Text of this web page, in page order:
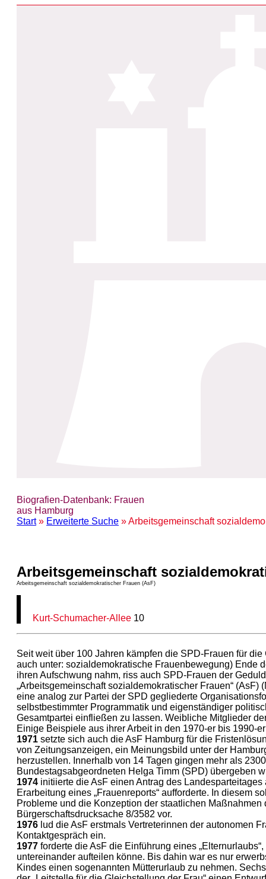
Biografien-Datenbank: Frauen
aus Hamburg
Start» Erweiterte Suche » Arbeitsgemeinschaft
Arbeitsgemeinschaft
Arbeitsgemeinschaft sozialdemokratischer Frauen (AsF)
Kurt-Schumacher-Allee 10
Seit weit über 100 Jahren kämpfen die SPD-Frauen für
auch unter: sozialdemokratische Frauenbewegung) Ende
ihren Aufschwung nahm, riss auch SPD-Frauen der
„Arbeitsgemeinschaft sozialdemokratischer Frauen“
eine analog zur Partei der SPD gegliederte
selbstbestimmter Programmatik und eigenständiger
Gesamtpartei einfließen zu lassen. Weibliche Mitglieder
Einige Beispiele aus ihrer Arbeit in den 1970-er bis 1990-
1971 setzte sich auch die AsF Hamburg für die
von Zeitungsanzeigen, ein Meinungsbild unter der
herzustellen. Innerhalb von 14 Tagen gingen mehr als
Bundestagsabgeordneten Helga Timm (SPD) übergeben
1974 initiierte die AsF einen Antrag des
Erarbeitung eines „Frauenreports“ aufforderte. In diesem
Probleme und die Konzeption der staatlichen
Bürgerschaftsdrucksache 8/3582 vor.
1976 lud die AsF erstmals Vertreterinnen der autonomen
Kontaktgespräch ein.
1977 forderte die AsF die Einführung eines
untereinander aufteilen könne. Bis dahin war es nur
Kindes einen sogenannten Mütterurlaub zu nehmen.